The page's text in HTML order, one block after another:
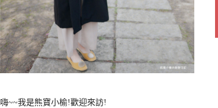
嗨~~我是熊寶小榆!歡迎來訪!